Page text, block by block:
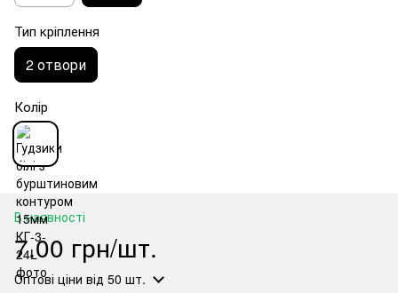
Тип кріплення
2 отвори
Колір
В наявності
7.00 грн/шт.
Оптові ціни від 50 шт.